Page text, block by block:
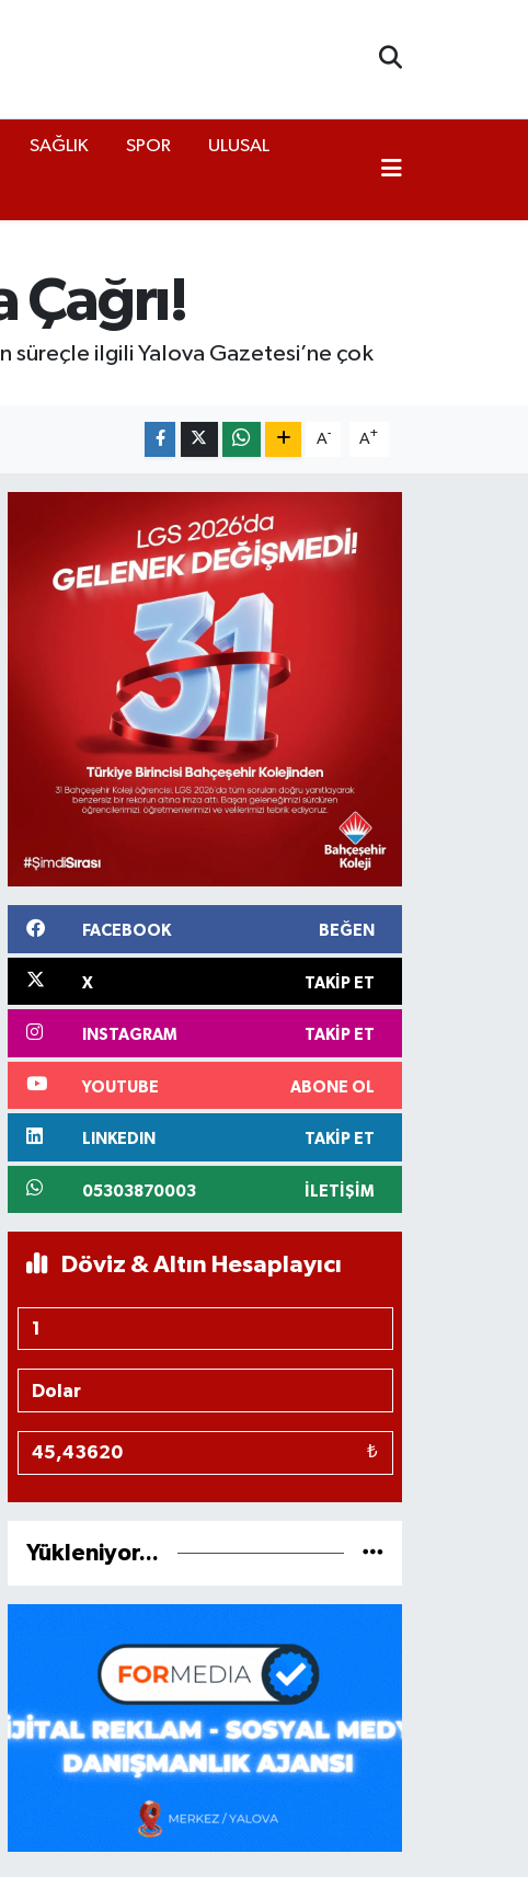
SAĞLIK SPOR ULUSAL
Çağrı!
süreçle ilgili Yalova Gazetesi’ne çok
A- A+
FACEBOOK BEĞEN
X TAKIP ET
INSTAGRAM TAKIP ET
YOUTUBE ABONE OL
LINKEDIN TAKIP ET
05303870003 İLETIŞIM
Döviz & Altın Hesaplayıcı
₺
Yükleniyor...